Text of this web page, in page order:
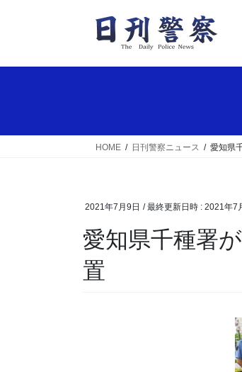
HOME 日刊警察ニュース 愛知県
2021年7月9日 / 最終更新日時 : 2021年7
愛知県千種署が「防犯・交通安全七夕飾り」を設
置